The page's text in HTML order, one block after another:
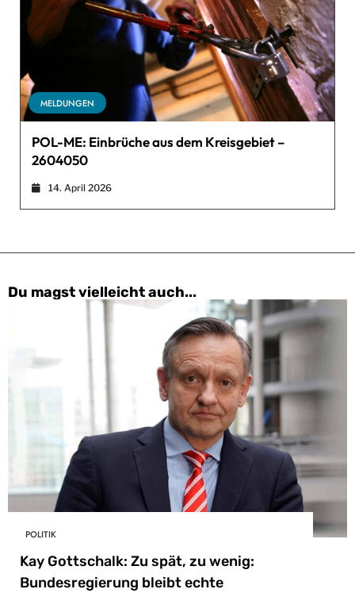
MELDUNGEN
POL-ME: Einbrüche aus dem Kreisgebiet –
2604050
14. April 2026
Du magst vielleicht auch...
POLITIK
Kay Gottschalk: Zu spät, zu wenig:
Bundesregierung bleibt echte